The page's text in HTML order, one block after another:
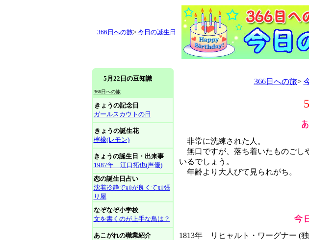
366日への旅> 今日の誕生日
5月22日の豆知識
366日への旅
きょうの記念日
ガールスカウトの日
きょうの誕生花
檸檬(レモン)
きょうの誕生日・出来事
1987年 江口拓也(声優)
恋の誕生日占い
沈着冷静で頭が良くて頑張
り屋
なぞなぞ小学校
文を書くのが上手な鳥は？
あこがれの職業紹介
366日への旅>
非常に洗練された人。
無口ですが、落ち着いたものごし
いるでしょう。
年齢より大人びて見られがち。
1813年 リヒャルト・ワーグナー